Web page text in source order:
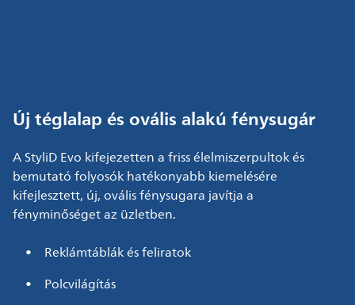
Új téglalap és ovális alakú fénysugár
A StyliD Evo kifejezetten a friss élelmiszerpultok és
bemutató folyosók hatékonyabb kiemelésére
kifejlesztett, új, ovális fénysugara javítja a
fényminőséget az üzletben.
Reklámtáblák és feliratok
Polcvilágítás